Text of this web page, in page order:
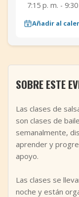
7:15 p. m. -
Añadir al
SOBRE ESTE
Las clases de
son clases de
semanalmente,
aprender y
apoyo.
Las clases se
noche y están